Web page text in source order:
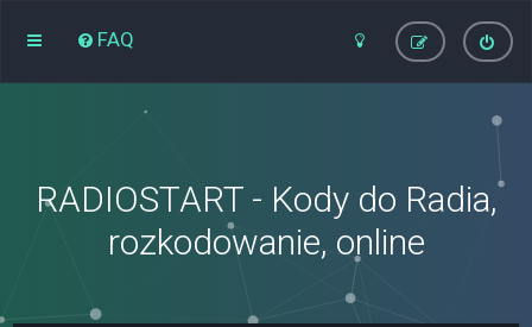
FAQ
RADIOSTART - Kody do Radia,
rozkodowanie, online